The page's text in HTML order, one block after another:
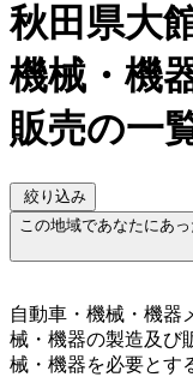
秋田県大
機械・機
販売の一
絞り込み
この地域であなたにあ
自動車・機械・機器
械・機器の製造及び
械・機器を必要とす